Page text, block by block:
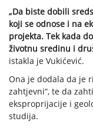
„Da biste dobili
koji se odnose i na
projekta. Tek kada
životnu sredinu i
istakla je Vukićević.
Ona je dodala da je
zahtjevni“, te da
eksproprijacije i
studija.